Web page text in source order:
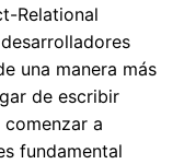
Relational
una manera más
de escribir
a
fundamental